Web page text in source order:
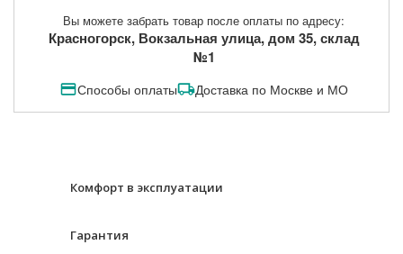
Вы можете забрать товар после оплаты по адресу:
Красногорск, Вокзальная улица, дом 35, склад
№1
Способы оплаты Доставка по Москве и МО
Комфорт в эксплуатации
Гарантия